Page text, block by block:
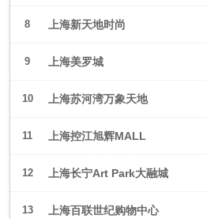
8 上海新天地时尚
9 上海美罗城
10 上海苏河湾万象天地
11 上海控江旭辉MALL
12 上海长宁Art Park大融城
13 上海百联世纪购物中心